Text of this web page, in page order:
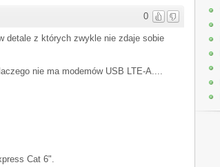
0
detale z których zwykle nie zdaje sobie
nie ma modemów USB LTE-A....
Cat 6".